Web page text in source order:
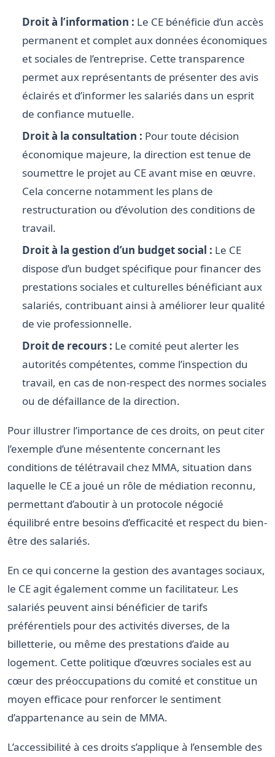
Droit à l’information : Le CE bénéficie d’un accès
permanent et complet aux données économiques
et sociales de l’entreprise. Cette transparence
permet aux représentants de présenter des avis
éclairés et d’informer les salariés dans un esprit
de confiance mutuelle.
Droit à la consultation : Pour toute décision
économique majeure, la direction est tenue de
soumettre le projet au CE avant mise en œuvre.
Cela concerne notamment les plans de
restructuration ou d’évolution des conditions de
travail.
Droit à la gestion d’un budget social : Le CE
dispose d’un budget spécifique pour financer des
prestations sociales et culturelles bénéficiant aux
salariés, contribuant ainsi à améliorer leur qualité
de vie professionnelle.
Droit de recours : Le comité peut alerter les
autorités compétentes, comme l’inspection du
travail, en cas de non-respect des normes sociales
ou de défaillance de la direction.
Pour illustrer l’importance de ces droits, on peut citer
l’exemple d’une mésentente concernant les
conditions de télétravail chez MMA, situation dans
laquelle le CE a joué un rôle de médiation reconnu,
permettant d’aboutir à un protocole négocié
équilibré entre besoins d’efficacité et respect du bien-
être des salariés.
En ce qui concerne la gestion des avantages sociaux,
le CE agit également comme un facilitateur. Les
salariés peuvent ainsi bénéficier de tarifs
préférentiels pour des activités diverses, de la
billetterie, ou même des prestations d’aide au
logement. Cette politique d’œuvres sociales est au
cœur des préoccupations du comité et constitue un
moyen efficace pour renforcer le sentiment
d’appartenance au sein de MMA.
L’accessibilité à ces droits s’applique à l’ensemble des